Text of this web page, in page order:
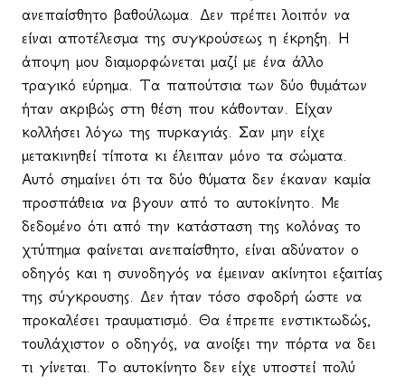
ανεπαίσθητο βαθούλωμα. Δεν πρέπει λοιπόν να
είναι αποτέλεσμα της συγκρούσεως η έκρηξη. Η
άποψη μου διαμορφώνεται μαζί με ένα άλλο
τραγικό εύρημα. Τα παπούτσια των δύο θυμάτων
ήταν ακριβώς στη θέση που κάθονταν. Είχαν
κολλήσει λόγω της πυρκαγιάς. Σαν μην είχε
μετακινηθεί τίποτα κι έλειπαν μόνο τα σώματα.
Αυτό σημαίνει ότι τα δύο θύματα δεν έκαναν καμία
προσπάθεια να βγουν από το αυτοκίνητο. Με
δεδομένο ότι από την κατάσταση της κολόνας το
χτύπημα φαίνεται ανεπαίσθητο, είναι αδύνατον ο
οδηγός και η συνοδηγός να έμειναν ακίνητοι εξαιτίας
της σύγκρουσης. Δεν ήταν τόσο σφοδρή ώστε να
προκαλέσει τραυματισμό. Θα έπρεπε ενστικτωδώς,
τουλάχιστον ο οδηγός, να ανοίξει την πόρτα να δει
τι γίνεται. Το αυτοκίνητο δεν είχε υποστεί πολύ